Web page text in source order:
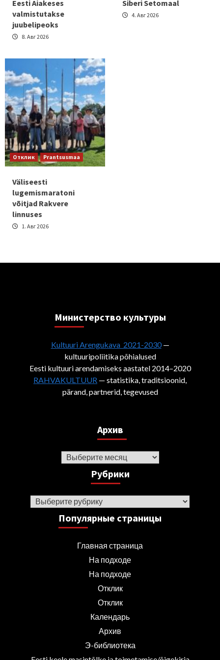
Eesti Aiakeses
valmistutakse
juubelipeoks
8. Авг 2026
Siberi Setomaal
4. Авг 2026
Отклик Prantsusmaa
Väliseesti
lugemismaratoni
võitjad Rakvere
linnuses
1. Авг 2026
Министерствo культуры
Kultuuri Arengukava 2021-2030—
kultuuripoliitika põhialused
Eesti kultuuri arendamiseks aastatel 2014–2020
RAHVAKULTUUR — statistika, traditsioonid,
pärand, partnerid, tegevused
Архив
Архив
Рубрики
Рубрики
Популярные страницы
Главная страница
На подходе
На подходе
Отклик
Отклик
Календарь
Архив
Э-библиотека